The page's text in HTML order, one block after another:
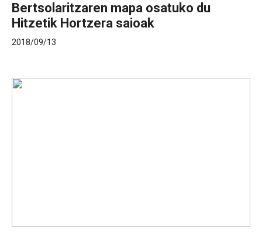
Bertsolaritzaren mapa osatuko du
Hitzetik Hortzera saioak
2018/09/13